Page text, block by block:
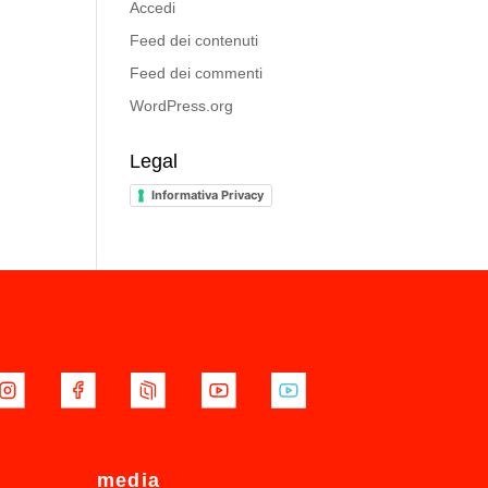
Accedi
Feed dei contenuti
Feed dei commenti
WordPress.org
Legal
Informativa Privacy
media